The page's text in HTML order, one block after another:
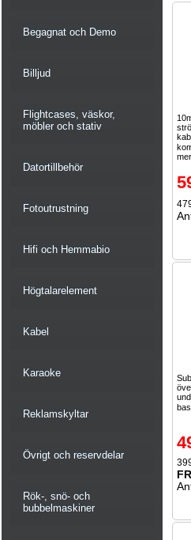
Begagnat och Demo
Billjud
Flightcases, väskor,
möbler och stativ
Datortillbehör
Fotoutrustning
Hifi och Hemmabio
Högtalarelement
Kabel
Karaoke
Reklamskyltar
Övrigt och reservdelar
Rök-, snö- och
bubbelmaskiner
mer